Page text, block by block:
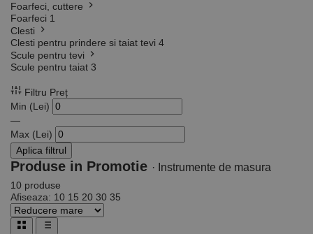
Foarfeci, cuttere
Foarfeci 1
Clesti
Clesti pentru prindere si taiat tevi 4
Scule pentru tevi
Scule pentru taiat 3
Filtru Preț
Min (Lei)
—
Max (Lei)
Aplica filtrul
Produse in Promotie · Instrumente de masura
10 produse
Afiseaza: 10 15 20 30 35